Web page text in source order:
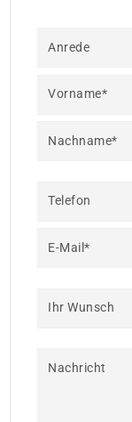
Anrede
Vorname*
Nachname*
Telefon
E-Mail*
Ihr Wunsch
Nachricht